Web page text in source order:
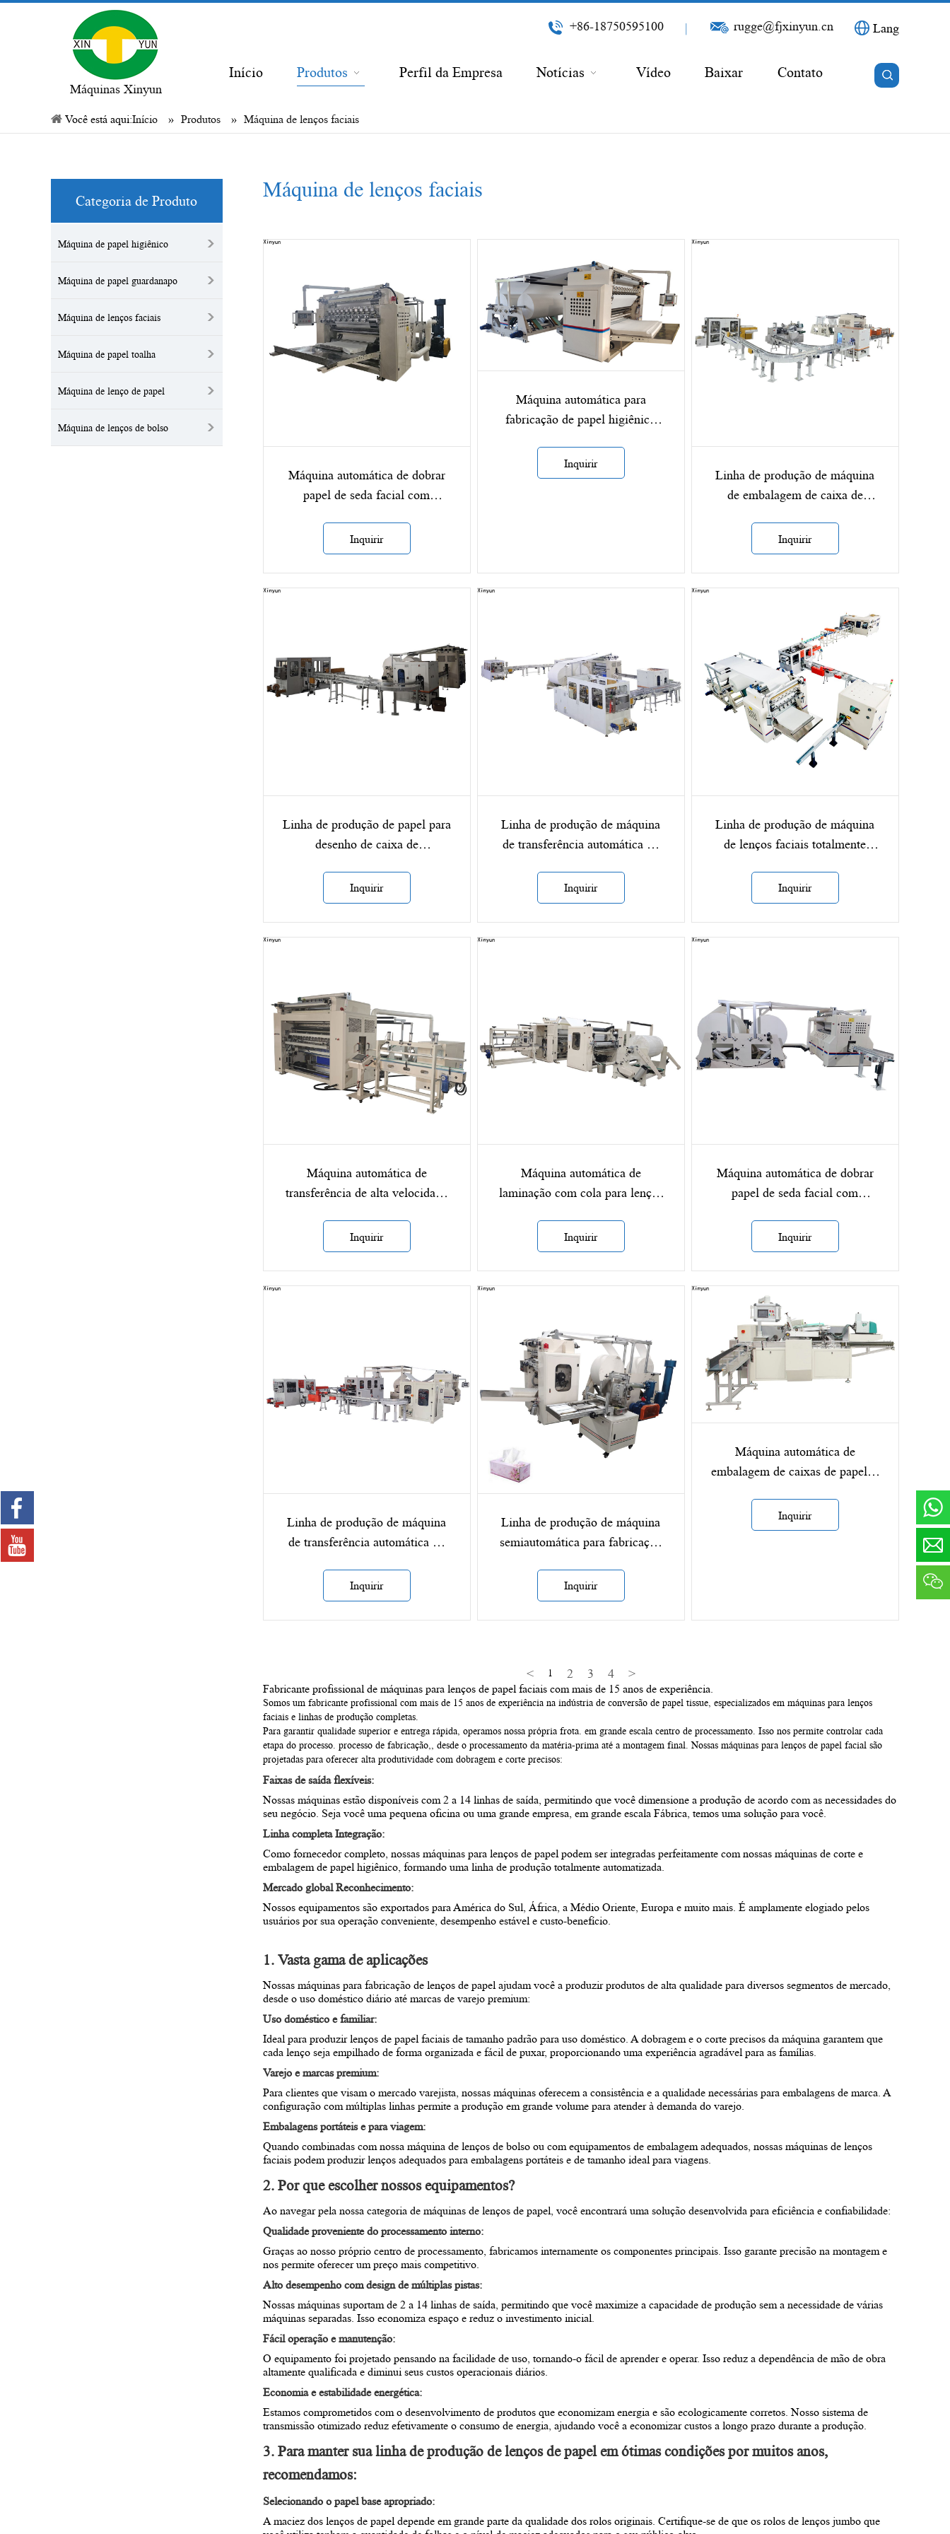
Máquinas Xinyun
+86-18750595100 | rugge@fjxinyun.cn Lang
Início Produtos Perfil da Empresa Notícias Vídeo Baixar Contato
Você está aqui:Início » Produtos » Máquina de lenços faciais
Categoria de Produto
Máquina de papel higiênico >
Máquina de papel guardanapo >
Máquina de lenços faciais >
Máquina de papel toalha >
Máquina de lenço de papel >
Máquina de lenços de bolso >
Máquina de lenços faciais
Máquina automática de dobrar
papel de seda facial com
Inquirir
Máquina automática para
fabricação de papel higiênico
Inquirir
Linha de produção de máquina
de embalagem de caixa de
automática de lenços faciais XY-
GU-AA
Inquirir
Linha de produção de papel para
desenho de caixa de
GU-AA
Inquirir
Linha de produção de máquina
de transferência automática de
Inquirir
Linha de produção de máquina
de lenços faciais totalmente
Inquirir
Máquina automática de
transferência de alta velocidade
Inquirir
Máquina automática de
laminação com cola para lenços
Inquirir
Máquina automática de dobrar
papel de seda facial com
Inquirir
Linha de produção de máquina
de transferência automática de
Inquirir
Linha de produção de máquina
semiautomática para fabricação
Inquirir
Máquina automática de
embalagem de caixas de papelão
Inquirir
< 1 2 3 4 >
Fabricante profissional de máquinas para lenços de papel faciais com mais de 15 anos de experiência.
Somos um fabricante profissional com mais de 15 anos de experiência na indústria de conversão de papel tissue, especializados em máquinas para lenços
faciais e linhas de produção completas.
Para garantir qualidade superior e entrega rápida, operamos nossa própria frota. em grande escalacentro de processamento. Isso nos permite controlar cada
etapa do processo. processo de fabricação,, desde o processamento da matéria-prima até a montagem final. Nossas máquinas para lenços de papel facial são
projetadas para oferecer alta produtividade com dobragem e corte precisos:
Faixas de saída flexíveis:
Nossas máquinas estão disponíveis com 2 a 14 linhas de saída, permitindo que você dimensione a produção de acordo com as necessidades do
seu negócio. Seja você uma pequena oficina ou uma grande empresa, em grande escalaFábrica, temos uma solução para você.
Linha completaIntegração:
Como fornecedor completo, nossas máquinas para lenços de papel podem ser integradas perfeitamente com nossas máquinas de corte e
embalagem de papel higiênico, formando uma linha de produção totalmente automatizada.
Mercado globalReconhecimento:
Nossos equipamentos são exportados paraAmérica do Sul, África, aMédio Oriente, Europa e muito mais. É amplamente elogiado pelos
usuários por sua operação conveniente, desempenho estável e custo-benefício.
1. Vasta gama de aplicações
Nossas máquinas para fabricação de lenços de papel ajudam você a produzir produtos de alta qualidade para diversos segmentos de mercado,
desde o uso doméstico diário até marcas de varejo premium:
Uso doméstico e familiar:
Ideal para produzir lenços de papel faciais de tamanho padrão para uso doméstico. A dobragem e o corte precisos da máquina garantem que
cada lenço seja empilhado de forma organizada e fácil de puxar, proporcionando uma experiência agradável para as famílias.
Varejo e marcas premium:
Para clientes que visam o mercado varejista, nossas máquinas oferecem a consistência e a qualidade necessárias para embalagens de marca. A
configuração com múltiplas linhas permite a produção em grande volume para atender à demanda do varejo.
Embalagens portáteis e para viagem:
Quando combinadas com nossa máquina de lenços de bolso ou com equipamentos de embalagem adequados, nossas máquinas de lenços
faciais podem produzir lenços adequados para embalagens portáteis e de tamanho ideal para viagens.
2. Por que escolher nossos equipamentos?
Ao navegar pela nossa categoria de máquinas de lenços de papel, você encontrará uma solução desenvolvida para eficiência e confiabilidade:
Qualidade proveniente do processamento interno:
Graças ao nosso próprio centro de processamento, fabricamos internamente os componentes principais. Isso garante precisão na montagem e
nos permite oferecer um preço mais competitivo.
Alto desempenho com design de múltiplas pistas:
Nossas máquinas suportam de 2 a 14 linhas de saída, permitindo que você maximize a capacidade de produção sem a necessidade de várias
máquinas separadas. Isso economiza espaço e reduz o investimento inicial.
Fácil operação e manutenção:
O equipamento foi projetado pensando na facilidade de uso, tornando-o fácil de aprender e operar. Isso reduz a dependência de mão de obra
altamente qualificada e diminui seus custos operacionais diários.
Economia e estabilidade energética:
Estamos comprometidos com o desenvolvimento de produtos que economizam energia e são ecologicamente corretos. Nosso sistema de
transmissão otimizado reduz efetivamente o consumo de energia, ajudando você a economizar custos a longo prazo durante a produção.
3. Para manter sua linha de produção de lenços de papel em ótimas condições por muitos anos,
recomendamos:
Selecionando o papel base apropriado:
A maciez dos lenços de papel depende em grande parte da qualidade dos rolos originais. Certifique-se de que os rolos de lenços jumbo que